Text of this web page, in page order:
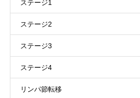
ステージ1
ステージ2
ステージ3
ステージ4
リンパ節転移